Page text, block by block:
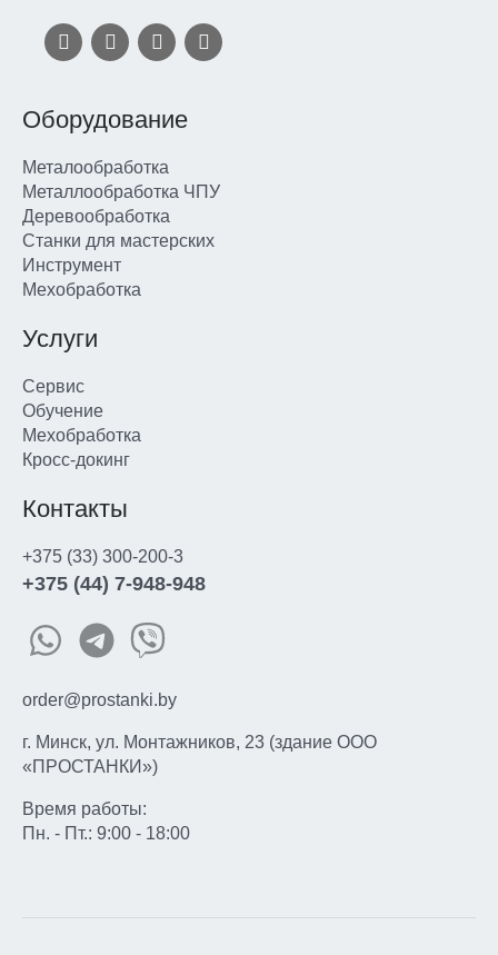
Оборудование
Металообработка
Металлообработка ЧПУ
Деревообработка
Станки для мастерских
Инструмент
Мехобработка
Услуги
Сервис
Обучение
Мехобработка
Кросс-докинг
Контакты
+375 (33) 300-200-3
+375 (44) 7-948-948
order@prostanki.by
г. Минск, ул. Монтажников, 23 (здание ООО
«ПРОСТАНКИ»)
Время работы:
Пн. - Пт.: 9:00 - 18:00